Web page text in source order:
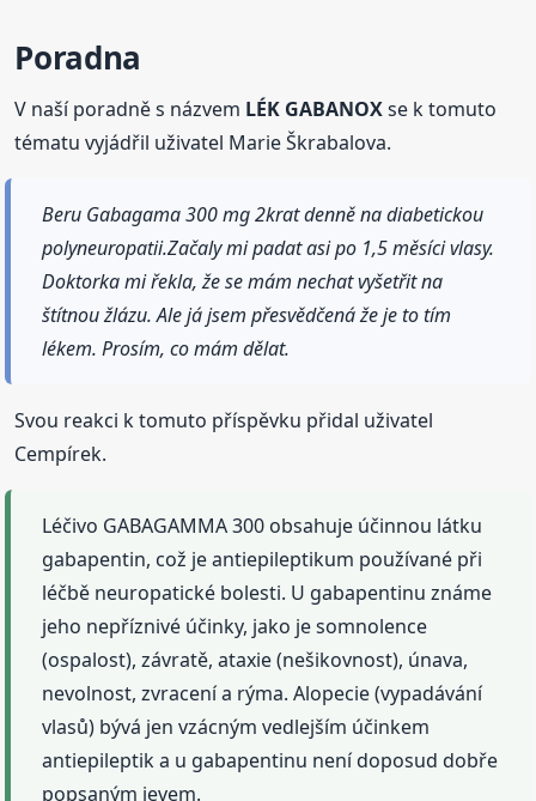
Poradna
V naší poradně s názvem LÉK GABANOXse k tomuto
tématu vyjádřil uživatel Marie Škrabalova.
Beru Gabagama 300 mg 2krat denně na diabetickou
polyneuropatii.Začaly mi padat asi po 1,5 měsíci vlasy.
Doktorka mi řekla, že se mám nechat vyšetřit na
štítnou žlázu. Ale já jsem přesvědčená že je to tím
lékem. Prosím, co mám dělat.
Svou reakci k tomuto příspěvku přidal uživatel
Cempírek.
Léčivo GABAGAMMA 300 obsahuje účinnou látku
gabapentin, což je antiepileptikum používané při
léčbě neuropatické bolesti. U gabapentinu známe
jeho nepříznivé účinky, jako je somnolence
(ospalost), závratě, ataxie (nešikovnost), únava,
nevolnost, zvracení a rýma. Alopecie (vypadávání
vlasů) bývá jen vzácným vedlejším účinkem
antiepileptik a u gabapentinu není doposud dobře
popsaným jevem.